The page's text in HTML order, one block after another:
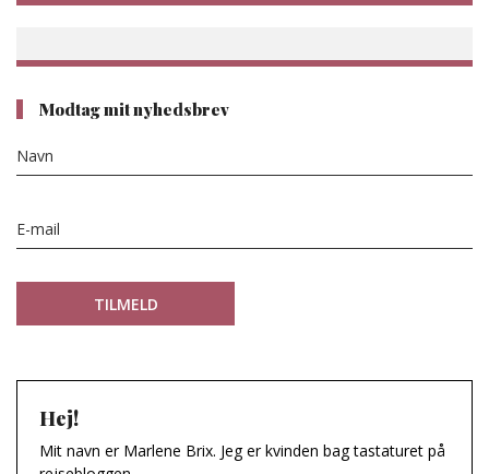
Modtag mit nyhedsbrev
Hej!
Mit navn er Marlene Brix. Jeg er kvinden bag tastaturet på